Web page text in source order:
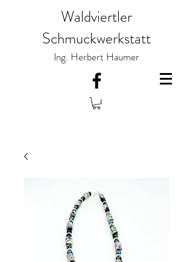
Waldviertler
Schmuckwerkstatt
Ing. Herbert Haumer